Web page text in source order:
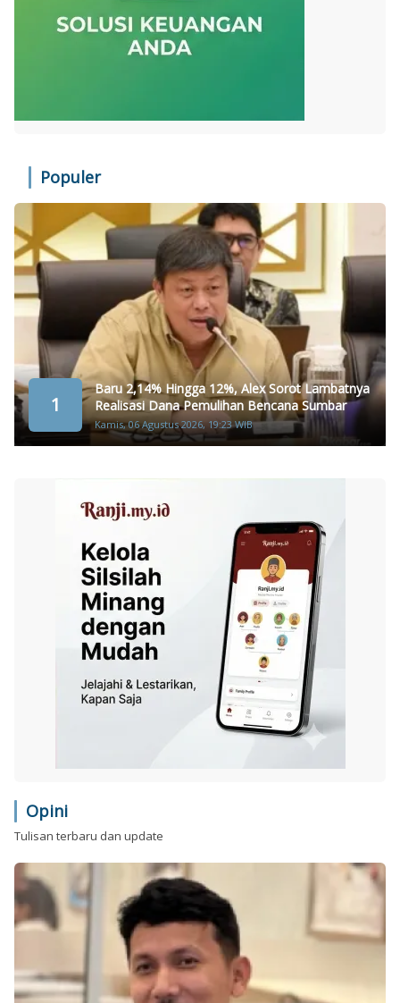
Populer
1
Baru 2,14% Hingga 12%, Alex Sorot Lambatnya
Realisasi Dana Pemulihan Bencana Sumbar
Kamis, 06 Agustus 2026, 19:23 WIB
Opini
Tulisan terbaru dan update